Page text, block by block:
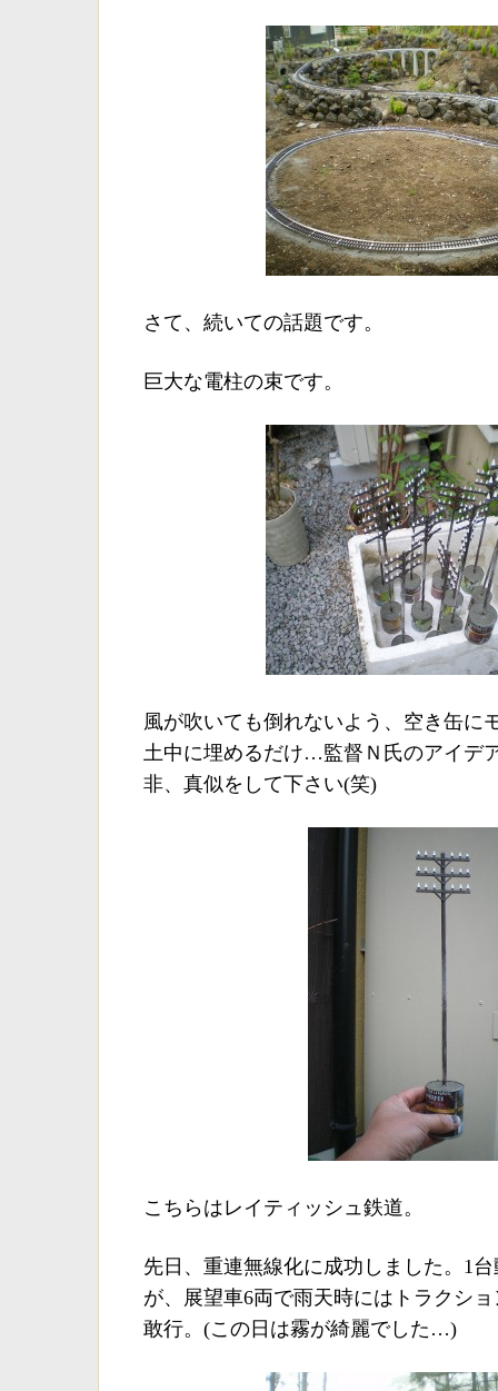
さて、続いての話題です。
巨大な電柱の束です。
風が吹いても倒れないよう、空き缶に
土中に埋めるだけ…監督Ｎ氏のアイデ
非、真似をして下さい(笑)
こちらはレイティッシュ鉄道。
先日、重連無線化に成功しました。1
が、展望車6両で雨天時にはトラクシ
敢行。(この日は霧が綺麗でした…)